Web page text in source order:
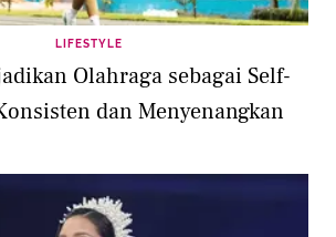
LIFESTYLE
Olahraga sebagai Self-
dan Menyenangkan